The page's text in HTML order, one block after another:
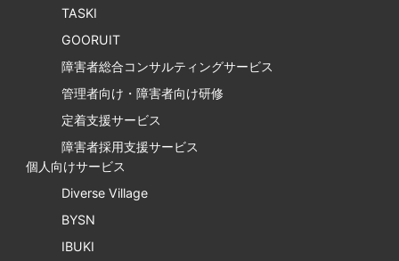
TASKI
GOORUIT
障害者総合コンサルティングサービス
管理者向け・障害者向け研修
定着支援サービス
障害者採用支援サービス
個人向けサービス
Diverse Village
BYSN
IBUKI